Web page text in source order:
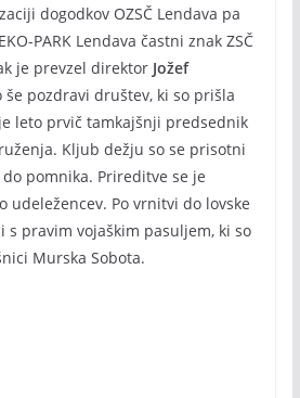
dogodkov OZSČ Lendava pa
PARK Lendava častni znak ZSČ
je prevzel direktor Jožef
še pozdravi društev, ki so prišla
leto prvič tamkajšnji predsednik
Kljub dežju so se prisotni
pomnika. Prireditve se je
udeležencev. Po vrnitvi do lovske
s pravim vojaškim pasuljem, ki so
Murska Sobota.